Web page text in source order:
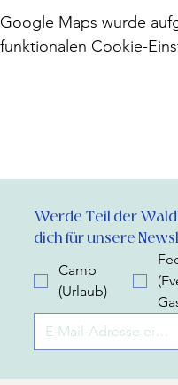
Google Maps wurde
funktionalen Cookie-
Werde Teil der
dich für unsere
Camp
(Urlaub)